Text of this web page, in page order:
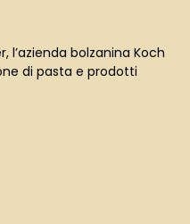
l’azienda bolzanina Koch
di pasta e prodotti